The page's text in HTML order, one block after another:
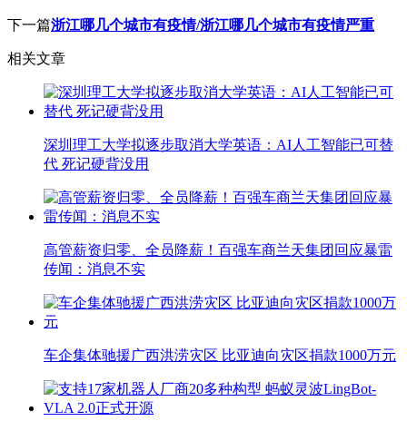
下一篇浙江哪几个城市有疫情/浙江哪几个城市有疫情严重
相关文章
深圳理工大学拟逐步取消大学英语：AI人工智能已可替
代 死记硬背没用
高管薪资归零、全员降薪！百强车商兰天集团回应暴雷
传闻：消息不实
车企集体驰援广西洪涝灾区 比亚迪向灾区捐款1000万元